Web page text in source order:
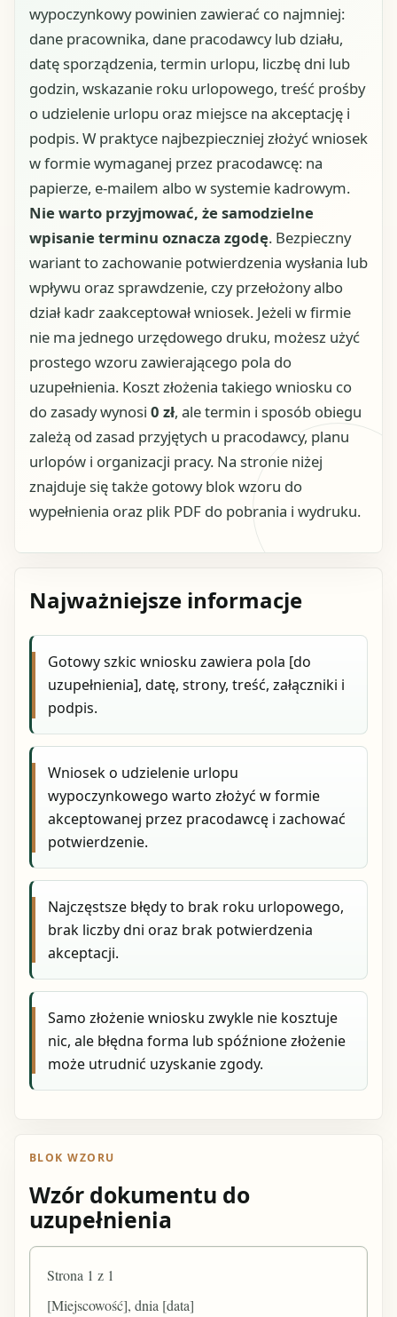
wypoczynkowy powinien zawierać co najmniej:
dane pracownika, dane pracodawcy lub działu,
datę sporządzenia, termin urlopu, liczbę dni lub
godzin, wskazanie roku urlopowego, treść prośby
o udzielenie urlopu oraz miejsce na akceptację i
podpis. W praktyce najbezpieczniej złożyć wniosek
w formie wymaganej przez pracodawcę: na
papierze, e-mailem albo w systemie kadrowym.
Nie warto przyjmować, że samodzielne
wpisanie terminu oznacza zgodę. Bezpieczny
wariant to zachowanie potwierdzenia wysłania lub
wpływu oraz sprawdzenie, czy przełożony albo
dział kadr zaakceptował wniosek. Jeżeli w firmie
nie ma jednego urzędowego druku, możesz użyć
prostego wzoru zawierającego pola do
uzupełnienia. Koszt złożenia takiego wniosku co
do zasady wynosi 0 zł, ale termin i sposób obiegu
zależą od zasad przyjętych u pracodawcy, planu
urlopów i organizacji pracy. Na stronie niżej
znajduje się także gotowy blok wzoru do
wypełnienia oraz plik PDF do pobrania i wydruku.
Najważniejsze informacje
Gotowy szkic wniosku zawiera pola [do
uzupełnienia], datę, strony, treść, załączniki i
podpis.
Wniosek o udzielenie urlopu
wypoczynkowego warto złożyć w formie
akceptowanej przez pracodawcę i zachować
potwierdzenie.
Najczęstsze błędy to brak roku urlopowego,
brak liczby dni oraz brak potwierdzenia
akceptacji.
Samo złożenie wniosku zwykle nie kosztuje
nic, ale błędna forma lub spóźnione złożenie
może utrudnić uzyskanie zgody.
BLOK WZORU
Wzór dokumentu do
uzupełnienia
Strona 1 z 1
[Miejscowość], dnia [data]